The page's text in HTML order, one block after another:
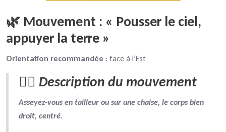
🌿 Mouvement : « Pousser le ciel,
appuyer la terre »
Orientation recommandée : face à l’Est
🧘‍♂️ Description du mouvement
Asseyez-vous en tailleur ou sur une chaise, le corps bien
droit, centré.